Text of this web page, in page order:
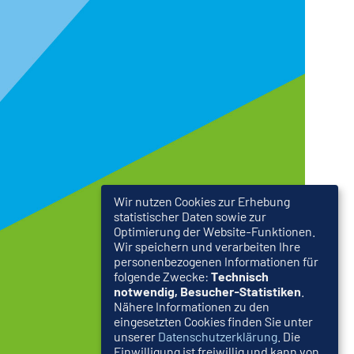
Wir nutzen Cookies zur Erhebung
statistischer Daten sowie zur
Optimierung der Website-Funktionen.
Wir speichern und verarbeiten Ihre
personenbezogenen Informationen für
folgende Zwecke: Technisch
notwendig, Besucher-Statistiken
Nähere Informationen zu den
eingesetzten Cookies finden Sie unter
unserer Datenschutzerklärung . Die